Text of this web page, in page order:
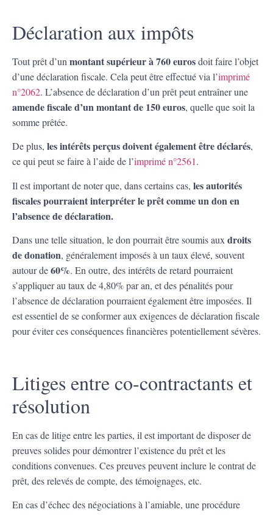
Déclaration aux impôts
Tout prêt d’un montant supérieur à 760 eurosdoit faire l’objet
d’une déclaration fiscale. Cela peut être effectué via l’imprimé
n°2062. L’absence de déclaration d’un prêt peut entraîner une
amende fiscale d’un montant de 150 euros, quelle que soit la
somme prêtée.
De plus, les intérêts perçus doivent également être déclarés,
ce qui peut se faire à l’aide de l’imprimé n°2561.
Il est important de noter que, dans certains cas, les autorités
fiscales pourraient interpréter le prêt comme un don en
l’absence de déclaration.
Dans une telle situation, le don pourrait être soumis aux droits
de donation, généralement imposés à un taux élevé, souvent
autour de60%. En outre, des intérêts de retard pourraient
s’appliquer au taux de 4,80% par an, et des pénalités pour
l’absence de déclaration pourraient également être imposées. Il
est essentiel de se conformer aux exigences de déclaration fiscale
pour éviter ces conséquences financières potentiellement sévères.
Litiges entre co-contractants et
résolution
En cas de litige entre les parties, il est important de disposer de
preuves solides pour démontrer l’existence du prêt et les
conditions convenues. Ces preuves peuvent inclure le contrat de
prêt, des relevés de compte, des témoignages, etc.
En cas d’échec des négociations à l’amiable, une procédure